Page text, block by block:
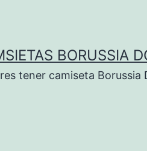
BORUSSIA
tener camiseta